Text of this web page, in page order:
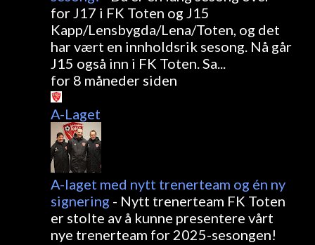
for J17 i FK Toten og J15
Kapp/Lensbygda/Lena/Toten, og det
har vært en innholdsrik sesong. Nå går
J15 også inn i FK Toten. Sa...
for 8 måneder siden
A-Laget
A-laget med nytt trenerteam og én ny
signering - Nytt trenerteam FK Toten
er stolte av å kunne presentere vårt
nye trenerteam for 2025-sesongen!